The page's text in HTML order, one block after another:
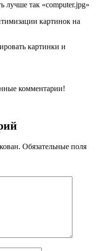
лучше так «computer.jpg»
картинок на
картинки и
комментарии!
Обязательные поля